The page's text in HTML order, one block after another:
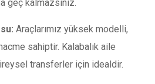
geç kalmazsınız.
Araçlarımız yüksek modelli,
sahiptir. Kalabalık aile
transferler için idealdir.